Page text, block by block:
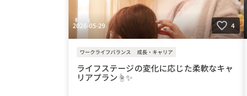
2026-05-29 4
ワークライフバランス 成長・キャリア
ライフステージの変化に応じた柔軟なキャ
リアプラン☝️✨